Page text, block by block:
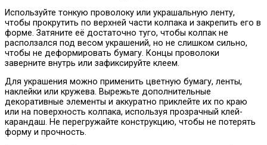
Используйте тонкую проволоку или украшальную ленту,
чтобы прокрутить по верхней части колпака и закрепить его в
форме. Затяните её достаточно туго, чтобы колпак не
расползался под весом украшений, но не слишком сильно,
чтобы не деформировать бумагу. Концы проволоки
заверните внутрь или зафиксируйте клеем.
Для украшения можно применить цветную бумагу, ленты,
наклейки или кружева. Вырежьте дополнительные
декоративные элементы и аккуратно приклейте их по краю
или на поверхность колпака, используя прозрачный клей-
карандаш. Не перегружайте конструкцию, чтобы не потерять
форму и прочность.